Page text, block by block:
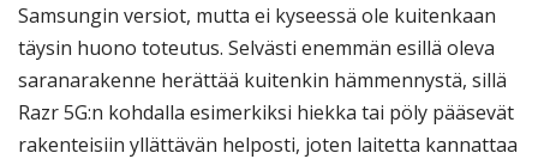
Samsungin versiot, mutta ei kyseessä ole kuitenkaan
täysin huono toteutus. Selvästi enemmän esillä oleva
saranarakenne herättää kuitenkin hämmennystä, sillä
Razr 5G:n kohdalla esimerkiksi hiekka tai pöly pääsevät
rakenteisiin yllättävän helposti, joten laitetta kannattaa